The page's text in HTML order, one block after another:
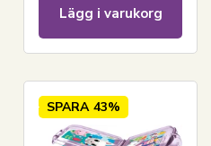
Lägg i varukorg
SPARA 43%